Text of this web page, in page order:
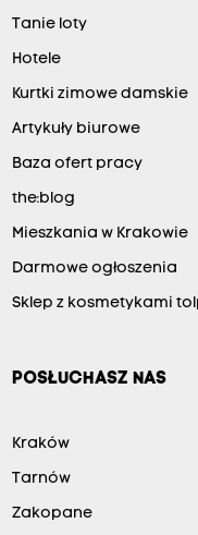
Tanie loty
Hotele
Kurtki zimowe damskie
Artykuły biurowe
Baza ofert pracy
the:blog
Mieszkania w Krakowie
Darmowe ogłoszenia
Sklep z kosmetykami
POSŁUCHASZ NAS
Kraków
Tarnów
Zakopane